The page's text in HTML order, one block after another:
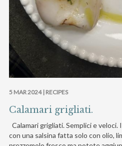
5 MAR 2024 | RECIPES
Calamari grigliati.
Calamari grigliati. Semplici e veloci.
con una salsina fatta solo con olio,